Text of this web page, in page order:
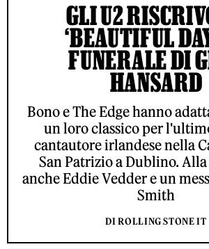
GLI U2
‘BEAUTIFUL
FUNERALE DI
HANSARD
Bono e The Edge hanno
un loro classico per
cantautore irlandese nella
San Patrizio a Dublino.
anche Eddie Vedder e un
Smith
DI ROLLING STONE IT